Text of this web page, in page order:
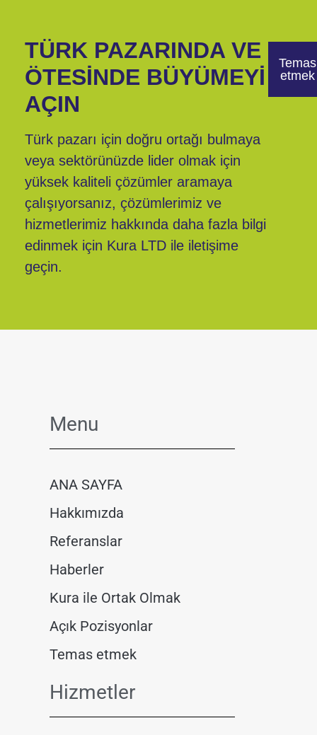
TÜRK PAZARINDA VE
ÖTESİNDE BÜYÜMEYİ
AÇIN
Türk pazarı için doğru ortağı bulmaya
veya sektörünüzde lider olmak için
yüksek kaliteli çözümler aramaya
çalışıyorsanız, çözümlerimiz ve
hizmetlerimiz hakkında daha fazla bilgi
edinmek için Kura LTD ile iletişime
geçin.
Temas
etmek
Menu
ANA SAYFA
Hakkımızda
Referanslar
Haberler
Kura ile Ortak Olmak
Açık Pozisyonlar
Temas etmek
Hizmetler